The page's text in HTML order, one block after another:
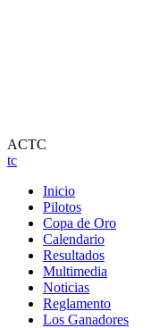
ACTC
tc
Inicio
Pilotos
Copa de Oro
Calendario
Resultados
Multimedia
Noticias
Reglamento
Los Ganadores